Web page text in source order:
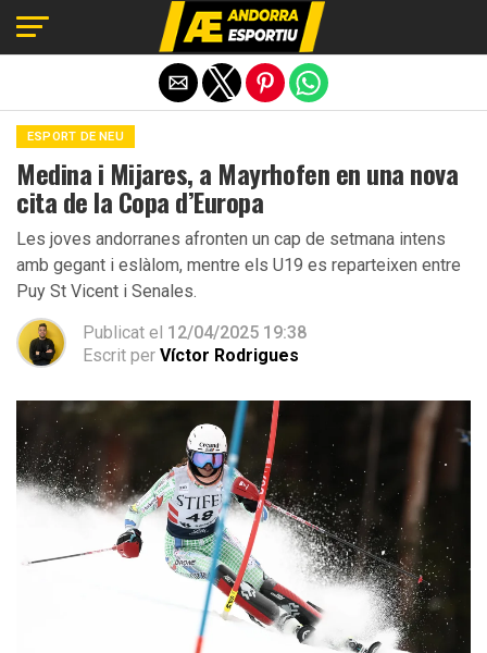
ESPORT DE NEU
Medina i Mijares, a Mayrhofen en una nova
cita de la Copa d’Europa
Les joves andorranes afronten un cap de setmana intens
amb gegant i eslàlom, mentre els U19 es reparteixen entre
Puy St Vicent i Senales.
Publicat el 12/04/2025 19:38
Escrit per Víctor Rodrigues
Exit mobile version